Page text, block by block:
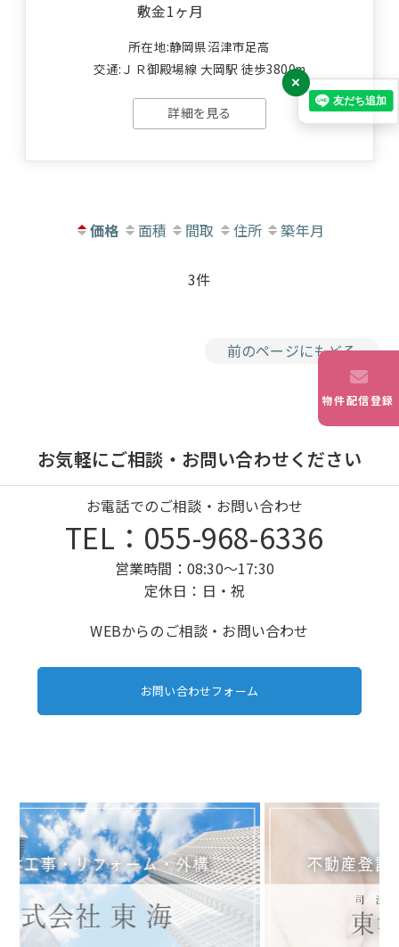
敷金1ヶ月
所在地:静岡県沼津市足高
交通:ＪＲ御殿場線 大岡駅 徒歩3800m
詳細を見る
価格 面積 間取 住所 築年月
3件
前のページにもどる
お気軽にご相談・お問い合わせください
お電話でのご相談・お問い合わせ
TEL：055-968-6336
営業時間：08:30～17:30
定休日：日・祝
WEBからのご相談・お問い合わせ
お問い合わせフォーム
物件配信登録
×